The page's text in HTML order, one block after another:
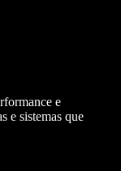
e
e sistemas que